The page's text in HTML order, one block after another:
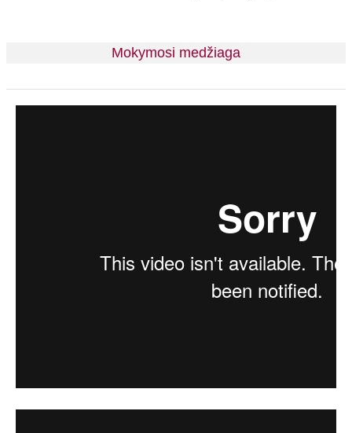
Mokymosi medžiaga